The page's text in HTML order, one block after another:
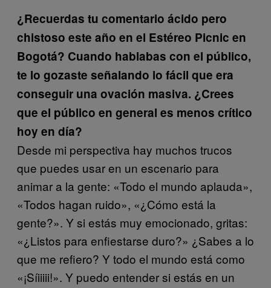
¿Recuerdas tu comentario ácido pero
chistoso este año en el Estéreo Picnic en
Bogotá? Cuando hablabas con el público,
te lo gozaste señalando lo fácil que era
conseguir una ovación masiva. ¿Crees
que el público en general es menos crítico
hoy en día?
Desde mi perspectiva hay muchos trucos
que puedes usar en un escenario para
animar a la gente: «Todo el mundo aplauda»,
«Todos hagan ruido», «¿Cómo está la
gente?». Y si estás muy emocionado, gritas:
«¿Listos para enfiestarse duro?» ¿Sabes a lo
que me refiero? Y todo el mundo está como
«¡Síiiiii!». Y puedo entender si estás en un